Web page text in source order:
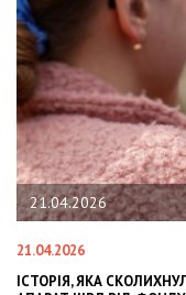
21.04.2026
21.04.2026
ІСТОРІЯ, ЯКА